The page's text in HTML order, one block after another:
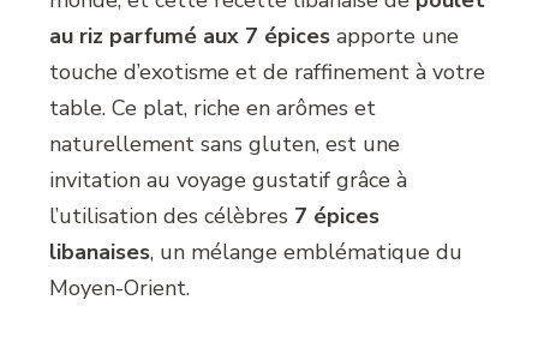
au riz parfumé aux 7 épices apporte une
touche d’exotisme et de raffinement à votre
table. Ce plat, riche en arômes et
naturellement sans gluten, est une
invitation au voyage gustatif grâce à
l’utilisation des célèbres 7 épices
libanaises, un mélange emblématique du
Moyen-Orient.